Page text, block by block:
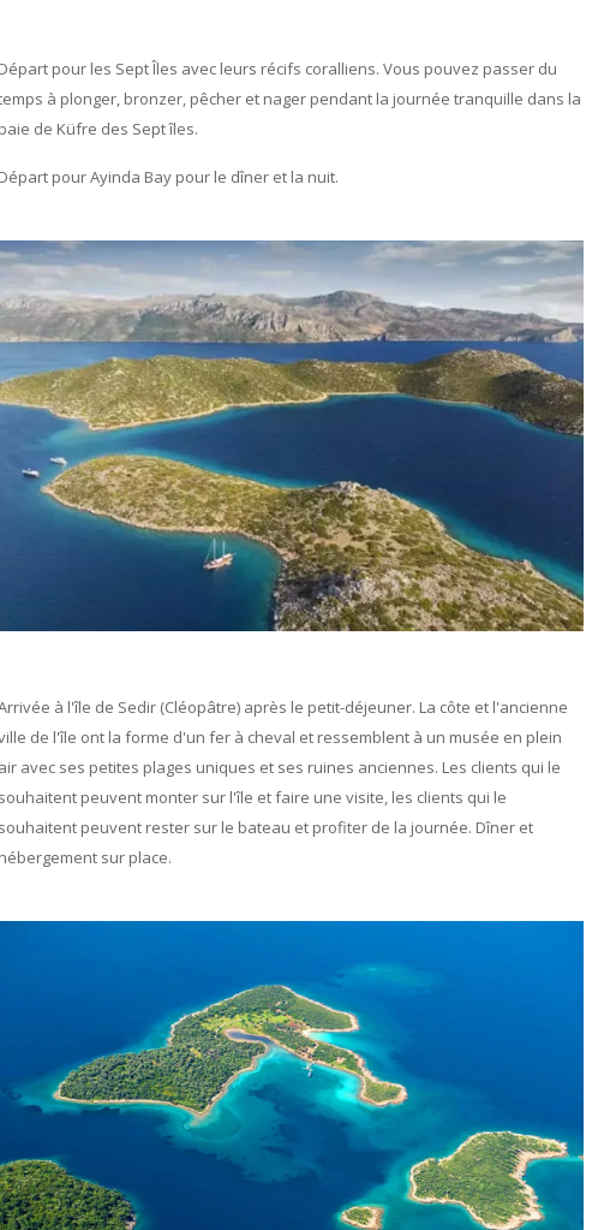
pour les Sept Îles avec leurs récifs coralliens. Vous pouvez passer du
à plonger, bronzer, pêcher et nager pendant la journée tranquille dans la
de Küfre des Sept îles.
pour Ayinda Bay pour le dîner et la nuit.
à l'île de Sedir (Cléopâtre) après le petit-déjeuner. La côte et l'ancienne
de l'île ont la forme d'un fer à cheval et ressemblent à un musée en plein
avec ses petites plages uniques et ses ruines anciennes. Les clients qui le
peuvent monter sur l'île et faire une visite, les clients qui le
peuvent rester sur le bateau et profiter de la journée. Dîner et
sur place.